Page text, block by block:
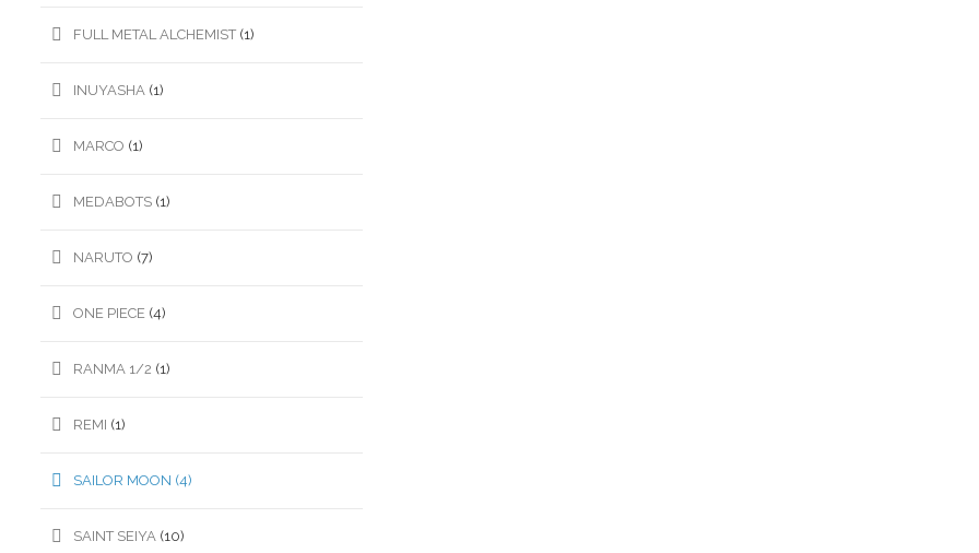
FULL METAL ALCHEMIST (1)
INUYASHA (1)
MARCO (1)
MEDABOTS (1)
NARUTO (7)
ONE PIECE (4)
RANMA 1/2 (1)
REMI (1)
SAILOR MOON (4)
SAINT SEIYA (10)